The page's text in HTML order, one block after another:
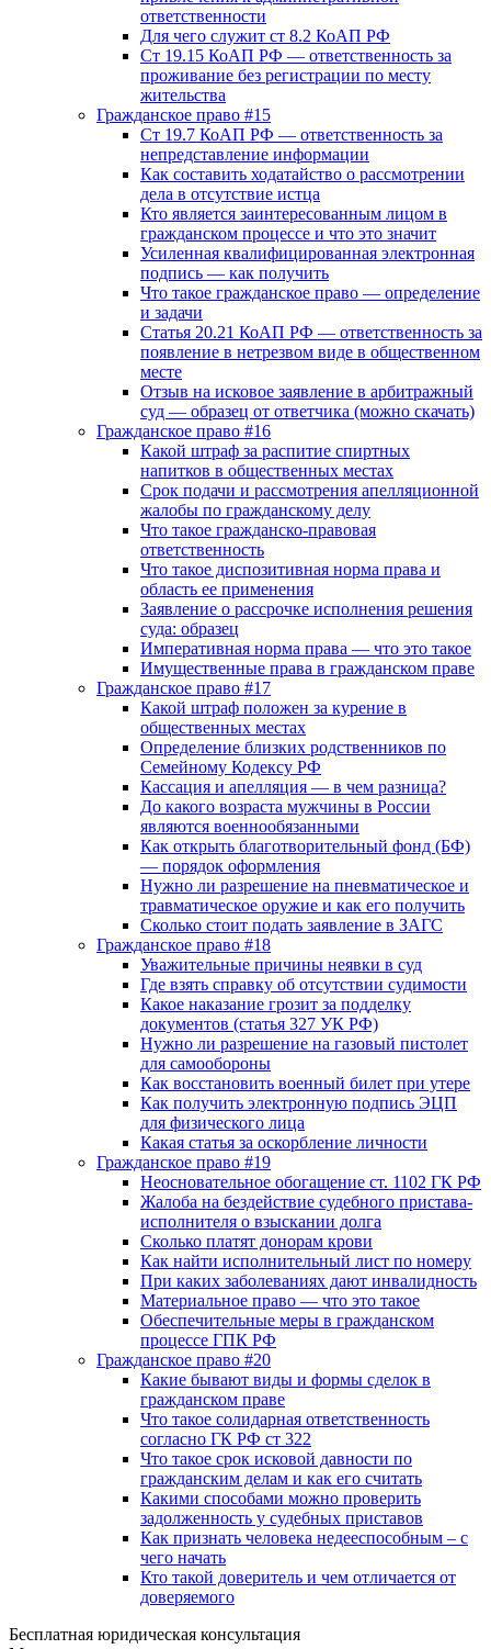
ответственности
Для чего служит ст 8.2 КоАП РФ
Ст 19.15 КоАП РФ — ответственность за
проживание без регистрации по месту
жительства
Гражданское право #15
Ст 19.7 КоАП РФ — ответственность за
непредставление информации
Как составить ходатайство о рассмотрении
дела в отсутствие истца
Кто является заинтересованным лицом в
гражданском процессе и что это значит
Усиленная квалифицированная электронная
подпись — как получить
Что такое гражданское право — определение
и задачи
Статья 20.21 КоАП РФ — ответственность за
появление в нетрезвом виде в общественном
месте
Отзыв на исковое заявление в арбитражный
суд — образец от ответчика (можно скачать)
Гражданское право #16
Какой штраф за распитие спиртных
напитков в общественных местах
Срок подачи и рассмотрения апелляционной
жалобы по гражданскому делу
Что такое гражданско-правовая
ответственность
Что такое диспозитивная норма права и
область ее применения
Заявление о рассрочке исполнения решения
суда: образец
Императивная норма права — что это такое
Имущественные права в гражданском праве
Гражданское право #17
Какой штраф положен за курение в
общественных местах
Определение близких родственников по
Семейному Кодексу РФ
Кассация и апелляция — в чем разница?
До какого возраста мужчины в России
являются военнообязанными
Как открыть благотворительный фонд (БФ)
— порядок оформления
Нужно ли разрешение на пневматическое и
травматическое оружие и как его получить
Сколько стоит подать заявление в ЗАГС
Гражданское право #18
Уважительные причины неявки в суд
Где взять справку об отсутствии судимости
Какое наказание грозит за подделку
документов (статья 327 УК РФ)
Нужно ли разрешение на газовый пистолет
для самообороны
Как восстановить военный билет при утере
Как получить электронную подпись ЭЦП
для физического лица
Какая статья за оскорбление личности
Гражданское право #19
Неосновательное обогащение ст. 1102 ГК РФ
Жалоба на бездействие судебного пристава-
исполнителя о взыскании долга
Сколько платят донорам крови
Как найти исполнительный лист по номеру
При каких заболеваниях дают инвалидность
Материальное право — что это такое
Обеспечительные меры в гражданском
процессе ГПК РФ
Гражданское право #20
Какие бывают виды и формы сделок в
гражданском праве
Что такое солидарная ответственность
согласно ГК РФ ст 322
Что такое срок исковой давности по
гражданским делам и как его считать
Какими способами можно проверить
задолженность у судебных приставов
Как признать человека недееспособным – с
чего начать
Кто такой доверитель и чем отличается от
доверяемого
Бесплатная юридическая консультация